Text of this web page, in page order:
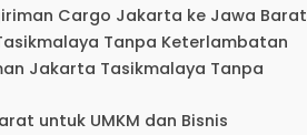
Cargo Jakarta ke Jawa Barat
Tanpa Keterlambatan
Jakarta Tasikmalaya Tanpa
untuk UMKM dan Bisnis